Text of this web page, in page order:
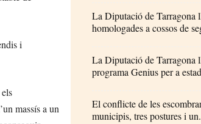
i
massís a un
La Diputació de Tarragona
homologades a cossos de
La Diputació de Tarragona
programa Genius per a
El conflicte de les
municipis, tres postures i